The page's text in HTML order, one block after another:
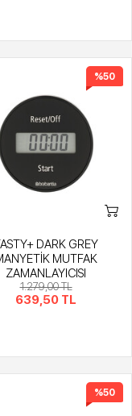
%50
DARK GREY
MUTFAK
ZAMANLAYICISI
1.279,00 TL
639,50 TL
%50